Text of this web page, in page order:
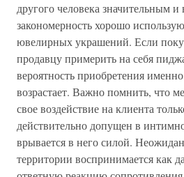
другого человека значительным
закономерность хорошо
ювелирных украшений. Если
продавцу примерить на себя
вероятность приобретения
возрастает. Важно помнить, что
свое воздействие на клиента
действительно допущен в
врывается в него силой.
территории воспринимается как